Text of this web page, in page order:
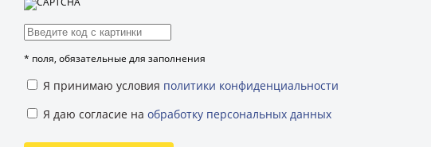
* поля, обязательные для заполнения
Я принимаю условия политики конфиденциальности
Я даю согласие на обработку персональных данных